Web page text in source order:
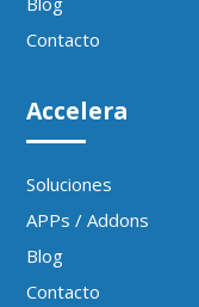
Contacto
Accelera
Soluciones
APPs / Addons
Blog
Contacto